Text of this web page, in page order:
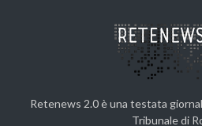
Retenews 2.0 è una testata
Tribunale di